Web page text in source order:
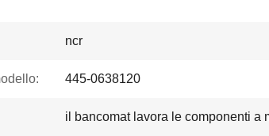
ncr
445-0638120
il bancomat lavora le componenti a